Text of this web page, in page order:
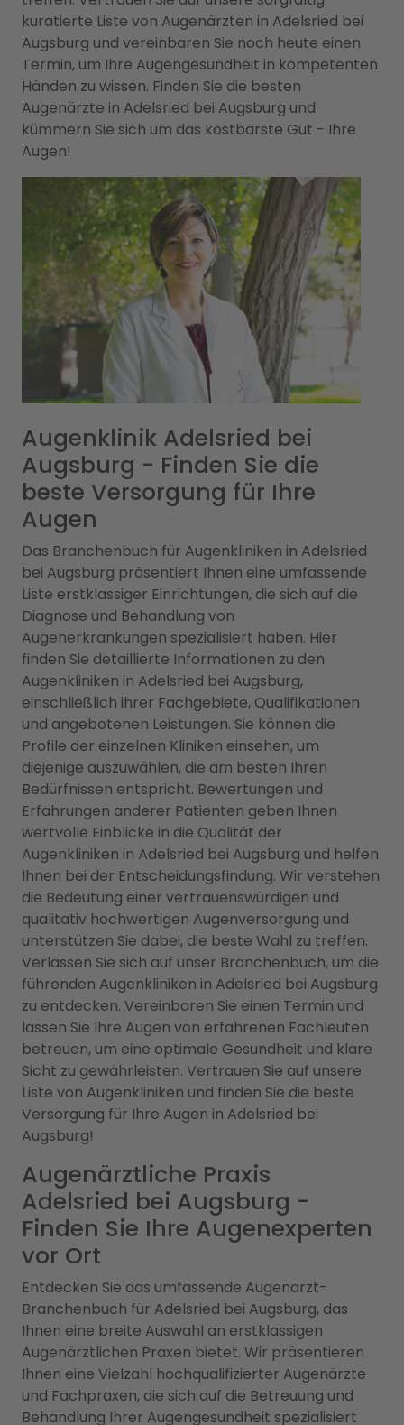
kuratierte Liste von Augenärzten in Adelsried bei
Augsburg und vereinbaren Sie noch heute einen
Termin, um Ihre Augengesundheit in kompetenten
Händen zu wissen. Finden Sie die besten
Augenärzte in Adelsried bei Augsburg und
kümmern Sie sich um das kostbarste Gut - Ihre
Augen!
Augenklinik Adelsried bei
Augsburg - Finden Sie die
beste Versorgung für Ihre
Augen
Das Branchenbuch für Augenkliniken in Adelsried
bei Augsburg präsentiert Ihnen eine umfassende
Liste erstklassiger Einrichtungen, die sich auf die
Diagnose und Behandlung von
Augenerkrankungen spezialisiert haben. Hier
finden Sie detaillierte Informationen zu den
Augenkliniken in Adelsried bei Augsburg,
einschließlich ihrer Fachgebiete, Qualifikationen
und angebotenen Leistungen. Sie können die
Profile der einzelnen Kliniken einsehen, um
diejenige auszuwählen, die am besten Ihren
Bedürfnissen entspricht. Bewertungen und
Erfahrungen anderer Patienten geben Ihnen
wertvolle Einblicke in die Qualität der
Augenkliniken in Adelsried bei Augsburg und helfen
Ihnen bei der Entscheidungsfindung. Wir verstehen
die Bedeutung einer vertrauenswürdigen und
qualitativ hochwertigen Augenversorgung und
unterstützen Sie dabei, die beste Wahl zu treffen.
Verlassen Sie sich auf unser Branchenbuch, um die
führenden Augenkliniken in Adelsried bei Augsburg
zu entdecken. Vereinbaren Sie einen Termin und
lassen Sie Ihre Augen von erfahrenen Fachleuten
betreuen, um eine optimale Gesundheit und klare
Sicht zu gewährleisten. Vertrauen Sie auf unsere
Liste von Augenkliniken und finden Sie die beste
Versorgung für Ihre Augen in Adelsried bei
Augsburg!
Augenärztliche Praxis
Adelsried bei Augsburg -
Finden Sie Ihre Augenexperten
vor Ort
Entdecken Sie das umfassende Augenarzt-
Branchenbuch für Adelsried bei Augsburg, das
Ihnen eine breite Auswahl an erstklassigen
Augenärztlichen Praxen bietet. Wir präsentieren
Ihnen eine Vielzahl hochqualifizierter Augenärzte
und Fachpraxen, die sich auf die Betreuung und
Behandlung Ihrer Augengesundheit spezialisiert